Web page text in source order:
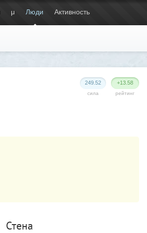
μ Люди Активность
+13.58
рейтинг
249.52
сила
Стена